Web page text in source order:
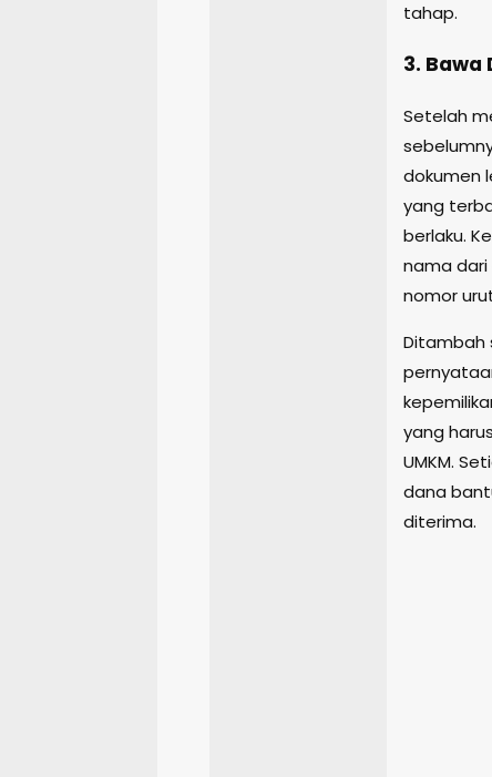
tahap.
3.
Setelah
dokumen
yang
berlaku.
nama dari
nomor
Ditambah
yang
UMKM.
dana
diterima.